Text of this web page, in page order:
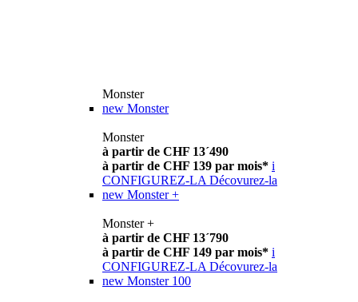
Monster
new Monster
Monster
à partir de CHF 13´490
à partir de CHF 139 par mois* i
CONFIGUREZ-LA Décovurez-la
new Monster +
Monster +
à partir de CHF 13´790
à partir de CHF 149 par mois* i
CONFIGUREZ-LA Décovurez-la
new Monster 100